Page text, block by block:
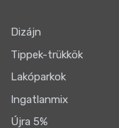
Dizájn
Tippek-trükkök
Lakóparkok
Ingatlanmix
Újra 5%